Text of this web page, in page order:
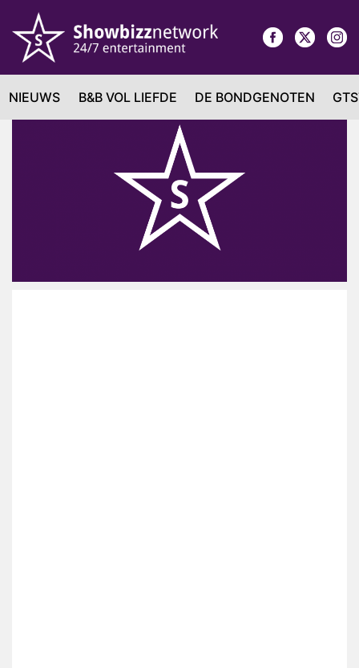
NIEUWS B&B VOL LIEFDE DE BONDGENOTEN